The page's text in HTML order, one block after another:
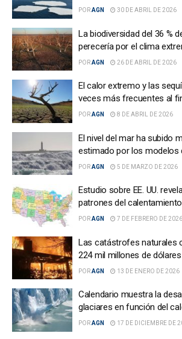
PORAGN 30 DE ABRIL DE 2026
La biodiversidad del 36 %
perecería por el clima
PORAGN 26 DE ABRIL DE 2026
El calor extremo y las
veces más frecuentes al
PORAGN 8 DE ABRIL DE 2026
El nivel del mar ha subido
estimado por los modelos
PORAGN 5 DE MARZO DE 2026
Estudio sobre EE. UU.
patrones del
PORAGN 7 DE FEBRERO DE 2026
Las catástrofes naturales
224 mil millones de
PORAGN 13 DE ENERO DE 2026
Calendario muestra la
glaciares en función del
PORAGN 17 DE DICIEMBRE DE